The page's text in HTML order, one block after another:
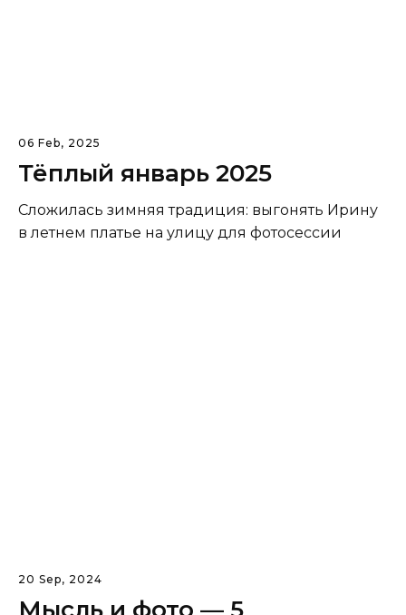
06 Feb, 2025
Тёплый январь 2025
Сложилась зимняя традиция: выгонять Ирину
в летнем платье на улицу для фотосессии
20 Sep, 2024